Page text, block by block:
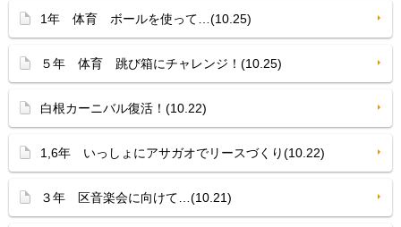
1年 体育 ボールを使って…(10.25)
５年 体育 跳び箱にチャレンジ！(10.25)
白根カーニバル復活！(10.22)
1,6年 いっしょにアサガオでリースづくり(10.22)
３年 区音楽会に向けて…(10.21)